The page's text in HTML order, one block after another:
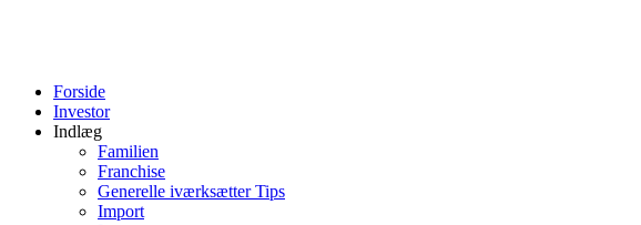
Forside
Investor
Indlæg
Familien
Franchise
Generelle iværksætter Tips
Import